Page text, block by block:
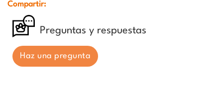
Compartir:
Preguntas y respuestas
Haz una pregunta